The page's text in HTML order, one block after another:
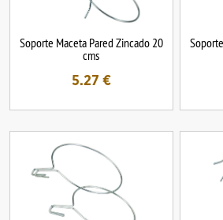
Soporte Maceta Pared Zincado 20
cms
5.27 €